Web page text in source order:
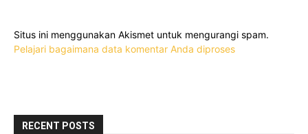
Situs ini menggunakan Akismet untuk mengurangi spam.
Pelajari bagaimana data komentar Anda diproses
RECENT POSTS